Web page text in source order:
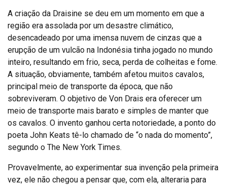
A criação da Draisine se deu em um momento em que a
região era assolada por um desastre climático,
desencadeado por uma imensa nuvem de cinzas que a
erupção de um vulcão na Indonésia tinha jogado no mundo
inteiro, resultando em frio, seca, perda de colheitas e fome.
A situação, obviamente, também afetou muitos cavalos,
principal meio de transporte da época, que não
sobreviveram. O objetivo de Von Drais era oferecer um
meio de transporte mais barato e simples de manter que
os cavalos. O invento ganhou certa notoriedade, a ponto do
poeta John Keats tê-lo chamado de “o nada do momento”,
segundo o The New York Times.
Provavelmente, ao experimentar sua invenção pela primeira
vez, ele não chegou a pensar que, com ela, alteraria para